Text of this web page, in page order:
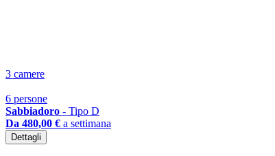
3 camere
6 persone
Sabbiadoro - Tipo D
Da 480,00 € a settimana
Dettagli